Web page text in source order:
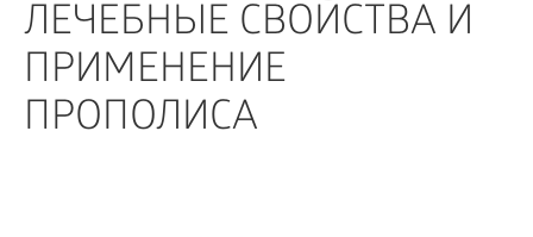
ЛЕЧЕБНЫЕ СВОЙСТВА И
ПРИМЕНЕНИЕ
ПРОПОЛИСА
ПСИХОЛОГИЯ
ДЕТИ
ДОМ